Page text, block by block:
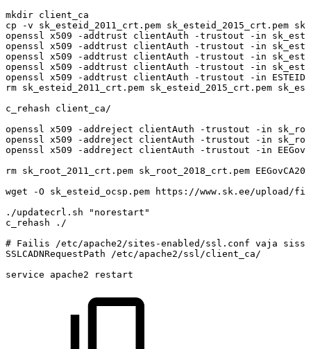
mkdir client_ca
cp
-v sk_esteid_2011_crt.pem sk_esteid_2015_crt.pem
openssl
x509 -addtrust clientAuth -trustout -in
openssl
x509 -addtrust clientAuth -trustout -in
openssl
x509 -addtrust clientAuth -trustout -in
openssl
x509 -addtrust clientAuth -trustout -in
openssl
x509 -addtrust clientAuth -trustout -in
rm sk_esteid_2011_crt.pem sk_esteid_2015_crt.pem
c_rehash
client_ca/
openssl
x509 -addreject clientAuth -trustout -in
openssl
x509 -addreject clientAuth -trustout -in
openssl
x509 -addreject clientAuth -trustout -in
rm sk_root_2011_crt.pem sk_root_2018_crt.pem
wget
-O sk_esteid_ocsp.pem
https://www.sk.ee/upload/files/
./updatecrl.sh
"norestart"
c_rehash
./
# Failis /etc/apache2/sites-enabled/ssl.conf vaja
sisse
SSLCADNRequestPath
/etc/apache2/ssl/client_ca/
service
apache2 restart